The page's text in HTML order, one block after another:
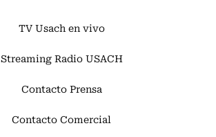
TV Usach en vivo
Streaming Radio USACH
Contacto Prensa
Contacto Comercial